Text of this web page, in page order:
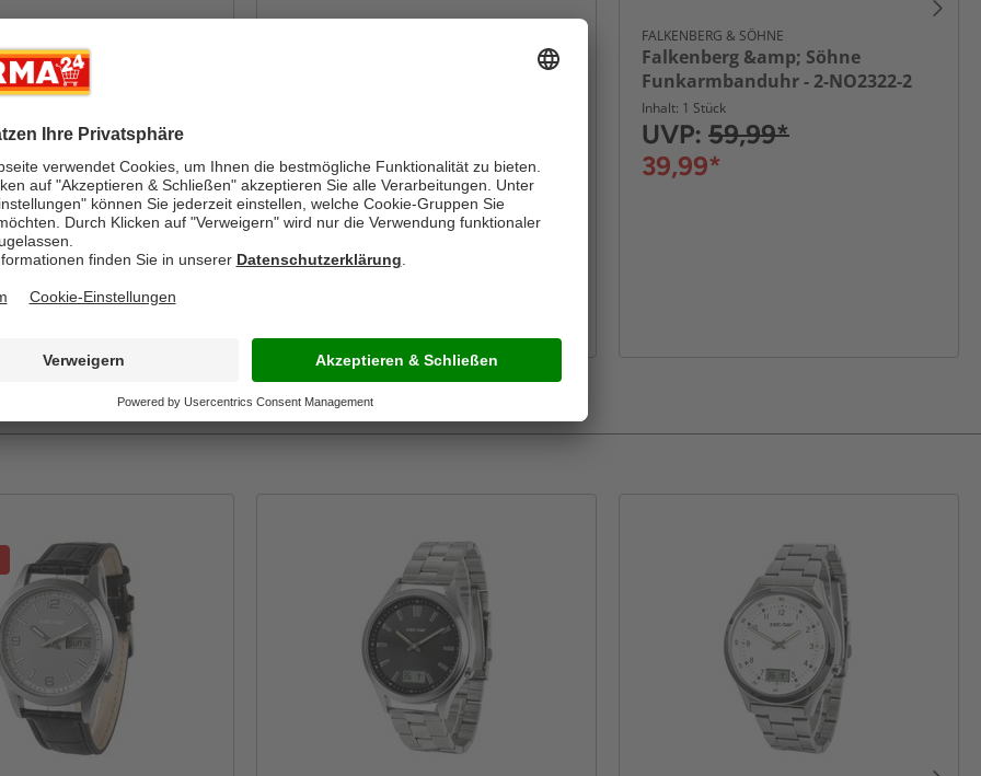
mit Datums-
Edelstahl-
Funk-Armbanduhr, mit Datums-
43,99*
FALKENBERG & SÖHNE
Falkenberg &amp; Söhne
Funkarmbanduhr - 2-NO2322-2
Inhalt: 1 Stück
UVP: 59,99*
39,99*